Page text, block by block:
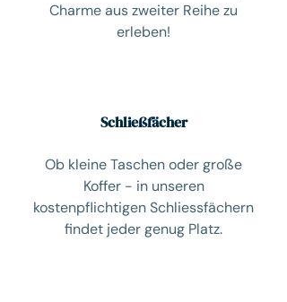
Charme aus zweiter Reihe zu
erleben!
Schließfächer
Ob kleine Taschen oder große
Koffer - in unseren
kostenpflichtigen Schliessfächern
findet jeder genug Platz.